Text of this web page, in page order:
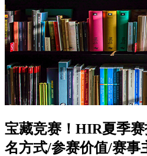
宝藏竞赛！HIR夏季
名方式/参赛价值/赛事